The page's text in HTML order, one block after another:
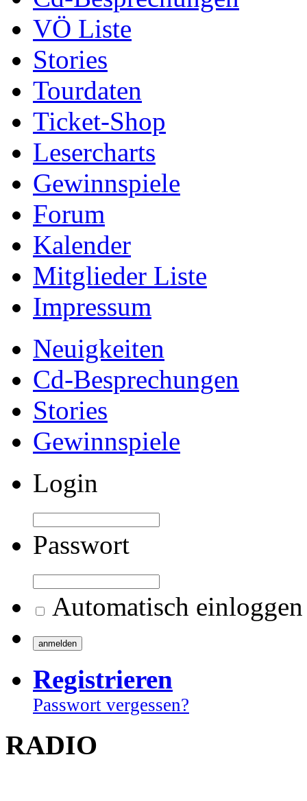
VÖ Liste
Stories
Tourdaten
Ticket-Shop
Lesercharts
Gewinnspiele
Forum
Kalender
Mitglieder Liste
Impressum
Neuigkeiten
Cd-Besprechungen
Stories
Gewinnspiele
Login
Passwort
Automatisch einloggen
Registrieren
Passwort vergessen?
RADIO